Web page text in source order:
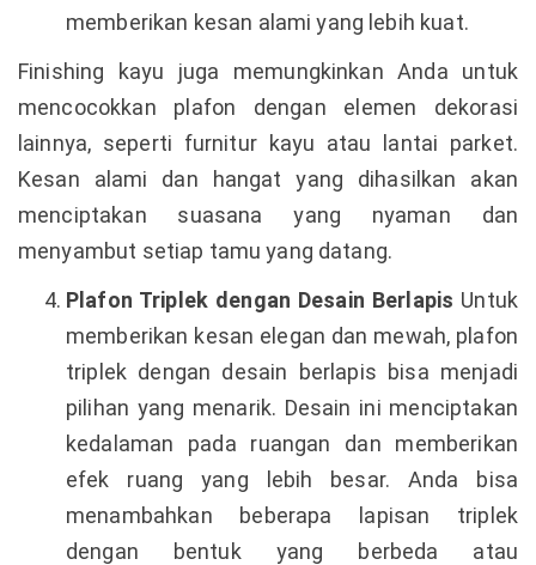
memberikan kesan alami yang lebih kuat.
Finishing kayu juga memungkinkan Anda untuk
mencocokkan plafon dengan elemen dekorasi
lainnya, seperti furnitur kayu atau lantai parket.
Kesan alami dan hangat yang dihasilkan akan
menciptakan suasana yang nyaman dan
menyambut setiap tamu yang datang.
Plafon Triplek dengan Desain Berlapis Untuk
memberikan kesan elegan dan mewah, plafon
triplek dengan desain berlapis bisa menjadi
pilihan yang menarik. Desain ini menciptakan
kedalaman pada ruangan dan memberikan
efek ruang yang lebih besar. Anda bisa
menambahkan beberapa lapisan triplek
dengan bentuk yang berbeda atau